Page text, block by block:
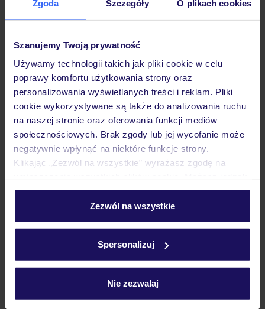
Zgoda Szczegóły O plikach cookies
Szanujemy Twoją prywatność
Używamy technologii takich jak pliki cookie w celu
poprawy komfortu użytkowania strony oraz
personalizowania wyświetlanych treści i reklam. Pliki
cookie wykorzystywane są także do analizowania ruchu
na naszej stronie oraz oferowania funkcji mediów
społecznościowych. Brak zgody lub jej wycofanie może
negatywnie wpłynąć na niektóre funkcje strony.
Klikając „Zezwól na wszystkie” wyrażasz zgodę na
personalizować swój wybór wchodząc w zakładkę
Szczegółowe informacje o plikach cookie znajdziesz
Zezwól na wszystkie
Spersonalizuj
Nie zezwalaj
Opinie
Pokoje
Wyżywienie
Atrakcje
Czy w Hotelu będzie przedstawiciel TUI?
Na jakiej podstawie i gdzie otrzymam karty